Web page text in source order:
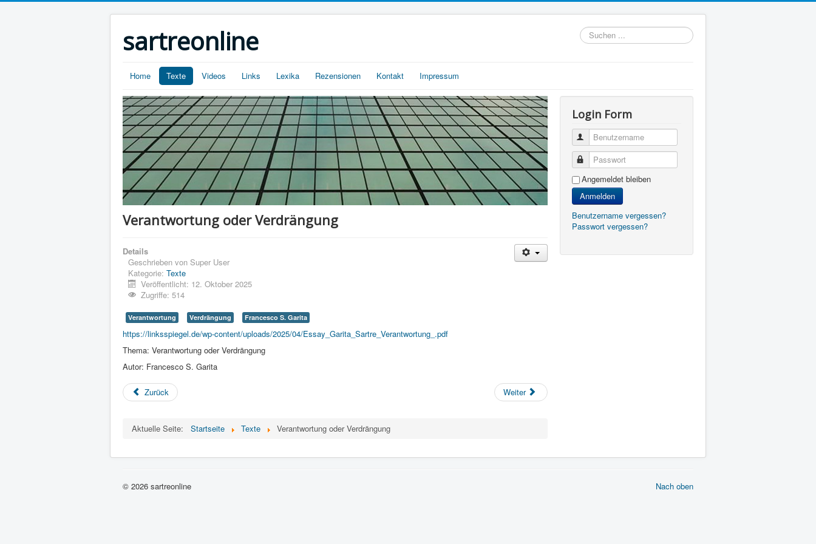
sartreonline
Suchen
...
Home Texte Videos Links Lexika Rezensionen Kontakt Impressum
Verantwortung oder Verdrängung
Details
Geschrieben von Super User
Kategorie: Texte
Veröffentlicht: 12. Oktober 2025
Zugriffe: 514
Verantwortung Verdrängung Francesco S. Garita
https://linksspiegel.de/wp-content/uploads/2025/04/Essay_Garita_Sartre_Verantwortung_.pdf
Thema: Verantwortung oder Verdrängung
Autor: Francesco S. Garita
Zurück Weiter
Aktuelle Seite: Startseite Texte Verantwortung oder Verdrängung
Login Form
Benutzername
Passwort
Angemeldet bleiben
Anmelden
Benutzername vergessen?
Passwort vergessen?
Nach oben
© 2026 sartreonline